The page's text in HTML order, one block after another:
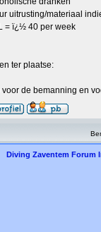
uitrusting/materiaal
= ï¿½ 40 per week
ter plaatse:
voor de bemanning en
Diving Zaventem Forum